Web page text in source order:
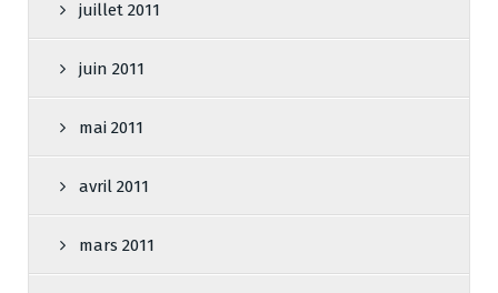
juillet 2011
juin 2011
mai 2011
avril 2011
mars 2011